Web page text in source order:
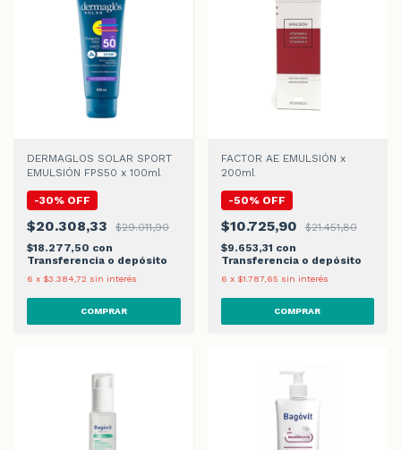
DERMAGLOS SOLAR SPORT
EMULSIÓN FPS50 x 100ml
-30% OFF
$20.308,33
$29.011,90
$18.277,50 con
Transferencia o depósito
6 x $3.384,72 sin interés
FACTOR AE EMULSIÓN x
200ml
-50% OFF
$10.725,90
$21.451,80
$9.653,31 con
Transferencia o depósito
6 x $1.787,65 sin interés